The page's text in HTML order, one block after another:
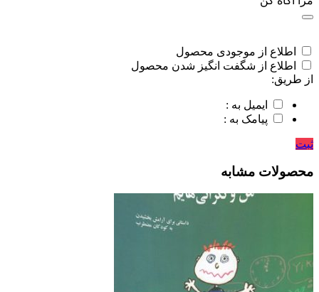
اطلاع از موجودی محصول
اطلاع از شگفت انگیز شدن محصول
از طریق:
ایمیل به :
پیامک به :
ثبت
محصولات مشابه